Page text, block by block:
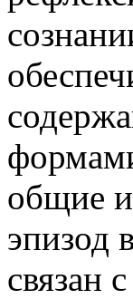
общие
эпизод
связан